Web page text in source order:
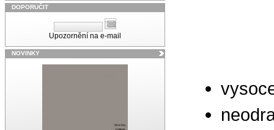
DOPORUČIT
Upozornění na e-mail
NOVINKY